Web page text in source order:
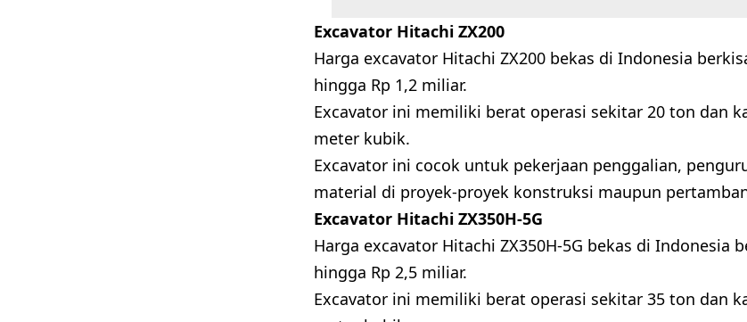
Excavator Hitachi ZX200
Harga excavator Hitachi ZX200 bekas di Indonesia
hingga Rp 1,2 miliar.
Excavator ini memiliki berat operasi sekitar 20 ton dan
meter kubik.
Excavator ini cocok untuk pekerjaan penggalian,
material di proyek-proyek konstruksi maupun
Excavator Hitachi ZX350H-5G
Harga excavator Hitachi ZX350H-5G bekas di Indonesia
hingga Rp 2,5 miliar.
Excavator ini memiliki berat operasi sekitar 35 ton dan